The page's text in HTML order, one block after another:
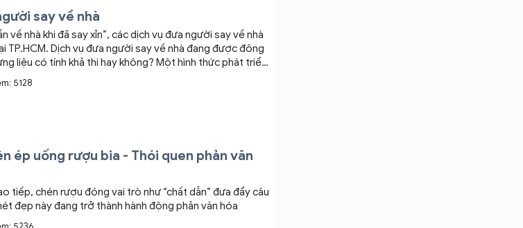
say về nhà
về nhà khi đã say xỉn”, các dịch vụ đưa người say về nhà
nhà đang được đông
khả thi hay không? Một hình thức phát triển
ăn uống ở một số thành phố lớn như Hà Nội, TP.HCM …
phân công người đưa khách bị say rượu, bia về tận nhà.
5128
ép uống rượu bia - Thói quen phản văn
tiếp, chén rượu đóng vai trò như “chất dẫn” đưa đẩy câu
đẹp này đang trở thành hành động phản văn hóa